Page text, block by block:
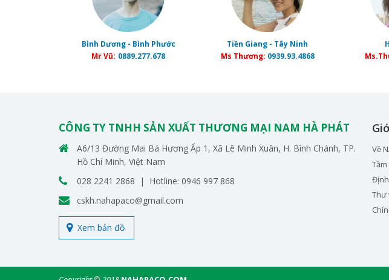
Bình Dương - Bình Phước
Mr Vũ: 0889.277.678
Tiền Giang - Tây Ninh
Ms Thương: 0939.93.4868
CÔNG TY TNHH SẢN XUẤT THƯƠNG MẠI NAM HÀ PHÁT
A6/13 Đường Mai Bá Hương Ấp 1, Xã Lê Minh Xuân, H. Bình Chánh, TP.
Hồ Chí Minh, Việt Nam
028 2241 2868 | Hotline: 0946 997 868
cskh.nahapaco@gmail.com
Xem bản đồ
Về
Thư